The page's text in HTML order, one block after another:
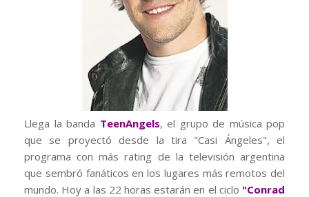
Llega la banda TeenAngels, el grupo de música pop
que se proyectó desde la tira "Casi Ángeles", el
programa con más rating de la televisión argentina
que sembró fanáticos en los lugares más remotos del
mundo. Hoy a las 22 horas estarán en el ciclo "Conrad